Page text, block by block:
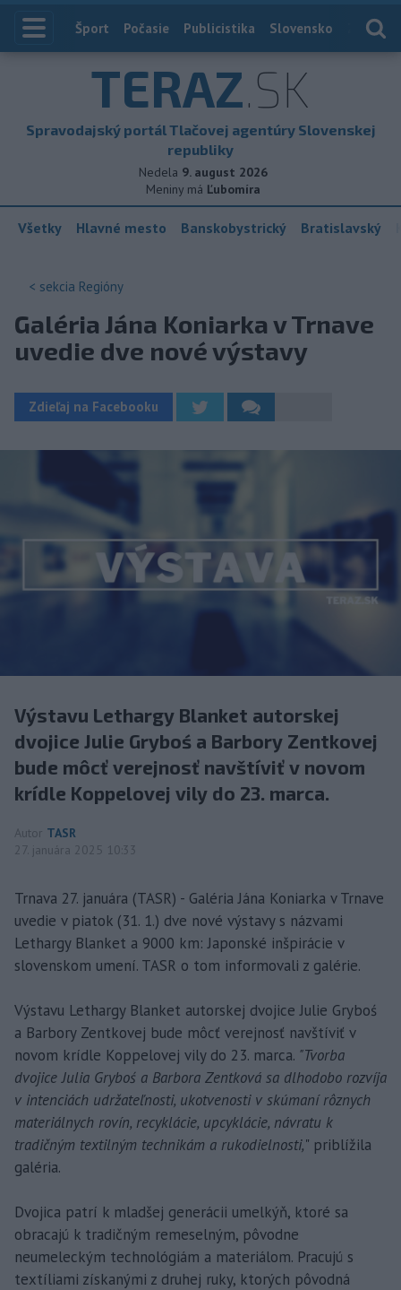
Index
Šport Počasie Publicistika Slovensko
TERAZ.SK
Spravodajský portál Tlačovej agentúry Slovenskej
republiky
Nedela 9. august 2026
Meniny má Ľubomíra
Všetky Hlavné mesto Banskobystrický Bratislavský
< sekcia Regióny
Galéria Jána Koniarka v Trnave
uvedie dve nové výstavy
Zdieľaj na Facebooku
Výstavu Lethargy Blanket autorskej
dvojice Julie Gryboś a Barbory Zentkovej
bude môcť verejnosť navštíviť v novom
krídle Koppelovej vily do 23. marca.
Autor TASR
27. januára 2025 10:33
Trnava 27. januára (TASR) - Galéria Jána Koniarka v Trnave
uvedie v piatok (31. 1.) dve nové výstavy s názvami
Lethargy Blanket a 9000 km: Japonské inšpirácie v
slovenskom umení. TASR o tom informovali z galérie.
Výstavu Lethargy Blanket autorskej dvojice Julie Gryboś
a Barbory Zentkovej bude môcť verejnosť navštíviť v
novom krídle Koppelovej vily do 23. marca. "Tvorba
dvojice Julia Gryboś a Barbora Zentková sa dlhodobo rozvíja
v intenciách udržateľnosti, ukotvenosti v skúmaní rôznych
materiálnych rovín, recyklácie, upcyklácie, návratu k
tradičným textilným technikám a rukodielnosti," priblížila
galéria.
Dvojica patrí k mladšej generácii umelkýň, ktoré sa
obracajú k tradičným remeselným, pôvodne
neumeleckým technológiám a materiálom. Pracujú s
textíliami získanými z druhej ruky, ktorých pôvodná